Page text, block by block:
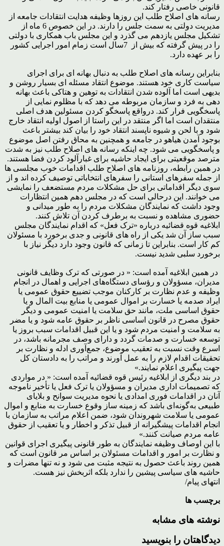
قانونی خاصی رفتار کند.
رسانه های اصلاح طلب این روزها وظیفه هدایت انتقادات جامعه از
مدیریت دولتی به سمت جلس را دارند. در این خصوص 6 ماه از
تشکیل مجلس یازدهم می گذرد و این مجلس باب همکاری با دولتی
را در پیش گرفته که بیش از 7سال است زمام امور اجرایی کشور
را بر عهده دارد.
بنابراین رسانه های اصلاح طلب به دنبال بهانه ای برای اجرای
سیاست کاری خود هستند. موضوع انتقاد مسئله ای بسیار روشن و
بدیهی است اما آلوده شدن انتقادات به توهین و هتاکی باعث بهانه
دهی به فرد و سازمان مربوطه می دهد که با مظلوم نمایی از
پاسخگویی فرار کند. درواقع پاسخگو کردن مسئولین هدف اصلی
منتقدان است اما اگر منتقد در این راستا از اصول اولیه انتقاد خارج
شود و با لحن و شیوه ناپسند انتقاد خود را بیان کند بیشتر باعث
بوجود آمدن هیاهو در جامعه و همچنین به محاق رفتن اصل موضوع
و پاسخگویی می شود. چه اینکه رسانه های اصلاح طلب نیز به شدت
مترصد موقعیتی برای ایجاد حاشیه برای غبارآلود کردن فضا هستند.
در همین رابطه، روزنامه های اصلاح طلب اقدامات خوب مجلسی ها
از جمله سفرهای استانی را سفرهای انتخاباتی توصیف کرده اند و از
سوی دیگر اقداماتی برای حل مشکلات مردم مستضعف را نمایشی
می خوانند. این درحالی است که در مجلس دهم همین انتظارات
وجود داشت که نمایندگان مشکلات مردم را به طور میدانی و
حضوری مشاهده و نسبت به برطرف کردن آن تلاش کنند.
ابلاغیه قوه قضائیه درباره «ترک فعل» که اقدام نمایندگان مجلس
سبب ساز آن شد یکی از راه های قانونی و جدی برخورد با مسئولان
کم کار است. بنابراین تا زمانی که قانون وجود دارد دیگر نیاز با
برخورد سلبی شدید نیست.
در همین ابلاغیه آمده است: « در صورتی که ترک وظایف قانونی
مدیران، مسؤولان و رؤسای دستگاه‌های اجرایی و اهمال در انجام
وظیفه و عدم نظارت بر کارکنان موجب تضییع حقوق عمومی یا
ایراد صدمه یا خسارت بر اموال عمومی یا منابع بیت المال و یا
حقوق اساسی ملت، مانند حق سلامت یا امنیت عمومی و دیگر
حقوق مصرح در قانون اساسی ناظر بر حقوق عامه شود و یا مضر
به سلامت و امنیت مردم شود و یا این قبیل اقدامات سبب بروز یا
توسعه خسارت و صدمات گردد و دارای وصف مجرمانه باشد، در
اسرع وقت نسبت به تعقیب موضوع، جمع‌آوری ادله و نظارت بر
تحقیقات اقدام لازم را به عمل آورند و مراتب را به دادستان کل
جهت پیگیری اعلام نمایند.»
در بند دیگری از ابلاغیه رئیس قوه قضائیه آمده است: « در مواردی
که تصمیمات اداری مدیران و مسؤولان یا ترک فعل یا تأخیر ناموجه
آنان در اقدامات فوری امدادی یا نحوه مدیریت سوانح و بلایای
طبیعی به‌گونه‌ای باشد که زمینه ساز وقوع خسارت به منابع و اموال
عمومی یا سلامت شهروندان شود، ضمن اعلام مراتب به سازمان با
انجام اقدامات پیشگیرانه از قبیل تذکر و اخطار و یا تعقیب از حقوق
عامه مردم صیانت کنند.»
با این اوصاف وظیفه نمایندگان به طور قانونی پیگیری اجرای قوانین
و نظارت بر امور و اقدامات مسئولان بر اساس مر قانون است که
همین روند باعث حصول به نتیجه مثبت می شود و نه تنها مضرات و
حاشیه های سیاسی پیشین را ندارد بلکه اثربخش نیز هست.
انتهای پیام/
برچسب ها
نوشته های مشابه
دیدگاهتان را بنویسید